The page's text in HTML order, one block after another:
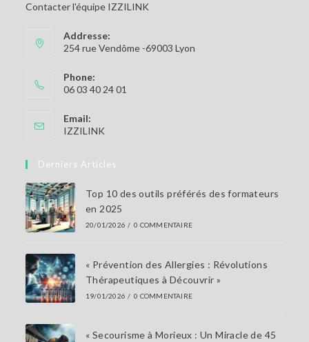
Contacter l'équipe IZZILINK
Addresse:
254 rue Vendôme -69003 Lyon
Phone:
06 03 40 24 01
Email:
IZZILINK
application
Derniers Articles
Top 10 des outils préférés des formateurs
en 2025
20/01/2026 / 0 COMMENTAIRE
« Prévention des Allergies : Révolutions
Thérapeutiques à Découvrir »
19/01/2026 / 0 COMMENTAIRE
« Secourisme à Morieux : Un Miracle de 45